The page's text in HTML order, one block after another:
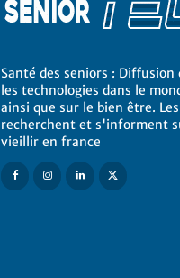
Santé des seniors :
les technologies dans le
ainsi que sur le bien être.
recherchent et s'informent
vieillir en france